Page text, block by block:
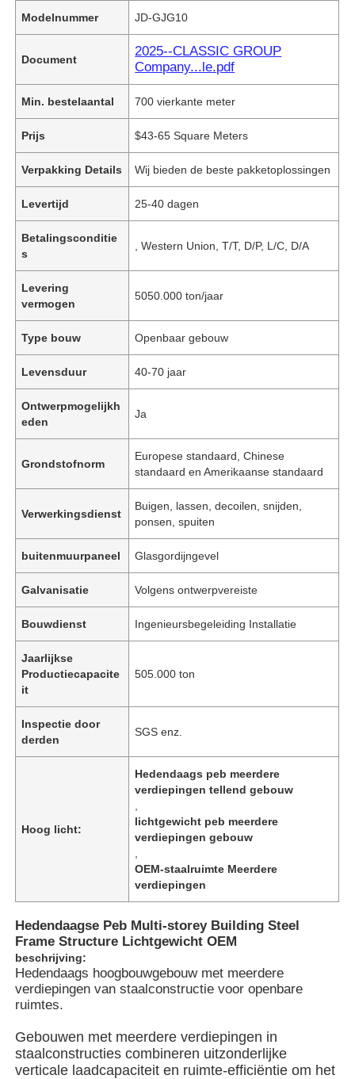
Thuis
Videos
Modelnummer JD-GJG10
Document
2025--CLASSIC GROUP
Company...le.pdf
Min. bestelaantal 700 vierkante meter
Prijs $43-65 Square Meters
Verpakking Details Wij bieden de beste pakketoplossingen
Levertijd 25-40 dagen
Betalingsconditie
s
, Western Union, T/T, D/P, L/C, D/A
Levering
vermogen
5050.000 ton/jaar
Type bouw Openbaar gebouw
Levensduur 40-70 jaar
Ontwerpmogelijkh
eden
Ja
Grondstofnorm
Europese standaard, Chinese
standaard en Amerikaanse standaard
Verwerkingsdienst
Buigen, lassen, decoilen, snijden,
ponsen, spuiten
buitenmuurpaneel Glasgordijngevel
Galvanisatie Volgens ontwerpvereiste
Bouwdienst Ingenieursbegeleiding Installatie
Jaarlijkse
Productiecapacite
it
505.000 ton
Inspectie door
derden
SGS enz.
Hoog licht:
Hedendaags peb meerdere
verdiepingen tellend gebouw
lichtgewicht peb meerdere
verdiepingen gebouw
OEM-staalruimte Meerdere
verdiepingen
Hedendaagse Peb Multi-storey Building Steel
Frame Structure Lichtgewicht OEM
beschrijving:
Hedendaags hoogbouwgebouw met meerdere
verdiepingen van staalconstructie voor openbare
ruimtes.
Gebouwen met meerdere verdiepingen in
staalconstructies combineren uitzonderlijke
verticale laadcapaciteit en ruimte-efficiëntie om het